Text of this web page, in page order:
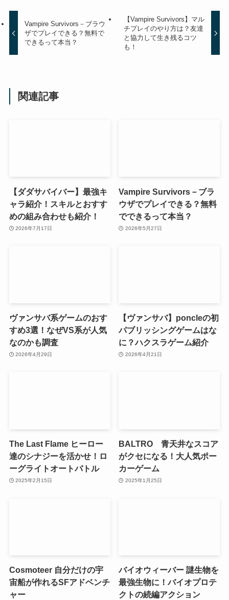
Vampire Survivors－ブラウ
ザでプレイできる？無料で
できるって本当？
【Vampire Survivors】マル
チプレイのやり方は？友達
と協力して生き残るコツ
も！
関連記事
【ダダサバイバー】最強キ
ャラ紹介！スキルとおすす
めの組み合わせも紹介！
2026年7月17日
Vampire Survivors－ブラ
ウザでプレイできる？無料
でできるって本当？
2026年5月27日
ヴァンサバ系ゲームのおす
すめ3選！なぜVS系が人気
なのかも調査
2026年4月29日
【ヴァンサバ】poncleの初
パブリッシングゲームはな
に？ハクスラゲーム紹介
2026年4月21日
The Last Flame ヒーロー
達のシナジーを活かせ！ロ
ーグライトオートバトル
2025年2月15日
BALTRO 青天井なスコア
がクセになる！大人気ポー
カーゲーム
2025年1月25日
Cosmoteer 自分だけの宇
宙船が作れるSFアドベンチ
ャー
バイオウィーバー 謎生物を
最強生物に！バイオプロテ
クトの続編アクション